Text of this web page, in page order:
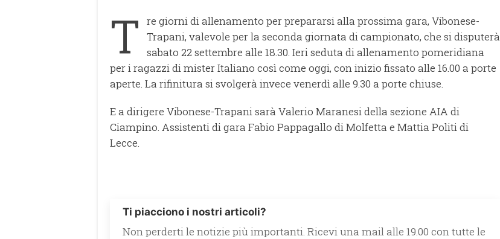
T
re giorni di allenamento per prepararsi alla prossima gara, Vibonese-
Trapani, valevole per la seconda giornata di campionato, che si disputerà
sabato 22 settembre alle 18.30. Ieri seduta di allenamento pomeridiana
per i ragazzi di mister Italiano così come oggi, con inizio fissato alle 16.00 a porte
aperte. La rifinitura si svolgerà invece venerdì alle 9.30 a porte chiuse.
E a dirigere Vibonese-Trapani sarà Valerio Maranesi della sezione AIA di
Ciampino. Assistenti di gara Fabio Pappagallo di Molfetta e Mattia Politi di
Lecce.
Ti piacciono i nostri articoli?
Non perderti le notizie più importanti. Ricevi una mail alle 19.00 con tutte le